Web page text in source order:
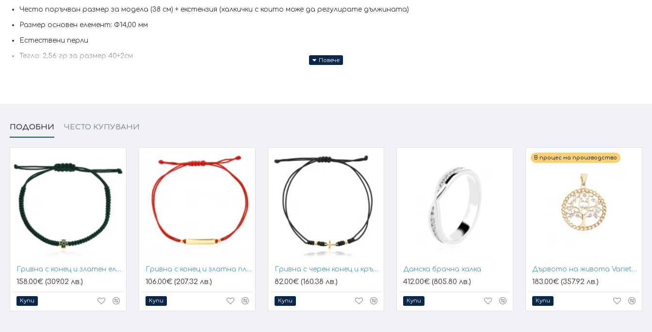
Често поръчван размер за модела (38 см) + екстензия (халкички с които може да регулирате дължината)
Размер основен елемент: Ф14,00 мм
Естествени перли
Тегло: 2,56 гр за размер 40+2см
ПОДОБНИ ЧЕСТО КУПУВАНИ
Гривна с конец и златен елемент кръст
158.00€ (309.02 лв.)
Купи
Гривна с конец и златна плочка за гравиране
106.00€ (207.32 лв.)
Купи
Гривна с черен конец и кръстче
82.00€ (160.38 лв.)
Купи
Дамска брачна халка
412.00€ (805.80 лв.)
Купи
В процес на производство
Дървото на живота Variety 1
183.00€ (357.92 лв.)
Купи